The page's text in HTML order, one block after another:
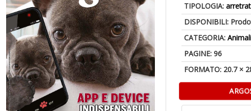
TIPOLOGIA:
DISPONIBILI:
CATEGORIA:Animali
PAGINE: 96
FORMATO: 20.7 ×